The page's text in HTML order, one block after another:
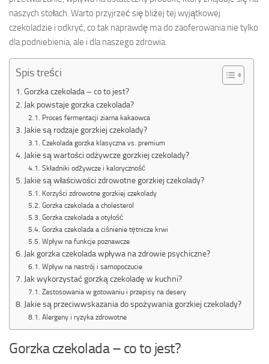
naszych stołach. Warto przyjrzeć się bliżej tej wyjątkowej
czekoladzie i odkryć, co tak naprawdę ma do zaoferowania nie tylko
dla podniebienia, ale i dla naszego zdrowia.
Spis treści
Gorzka czekolada – co to jest?
Jak powstaje gorzka czekolada?
Proces fermentacji ziarna kakaowca
Jakie są rodzaje gorzkiej czekolady?
Czekolada gorzka klasyczna vs. premium
Jakie są wartości odżywcze gorzkiej czekolady?
Składniki odżywcze i kaloryczność
Jakie są właściwości zdrowotne gorzkiej czekolady?
Korzyści zdrowotne gorzkiej czekolady
Gorzka czekolada a cholesterol
Gorzka czekolada a otyłość
Gorzka czekolada a ciśnienie tętnicze krwi
Wpływ na funkcje poznawcze
Jak gorzka czekolada wpływa na zdrowie psychiczne?
Wpływ na nastrój i samopoczucie
Jak wykorzystać gorzką czekoladę w kuchni?
Zastosowania w gotowaniu i przepisy na desery
Jakie są przeciwwskazania do spożywania gorzkiej czekolady?
Alergeny i ryzyka zdrowotne
Gorzka czekolada – co to jest?